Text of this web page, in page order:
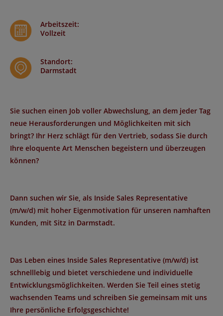
Arbeitszeit:
Vollzeit
Standort:
Darmstadt
Sie suchen einen Job voller Abwechslung, an dem jeder Tag
neue Herausforderungen und Möglichkeiten mit sich
bringt? Ihr Herz schlägt für den Vertrieb, sodass Sie durch
Ihre eloquente Art Menschen begeistern und überzeugen
können?
Dann suchen wir Sie, als Inside Sales Representative
(m/w/d) mit hoher Eigenmotivation für unseren namhaften
Kunden, mit Sitz in Darmstadt.
Das Leben eines Inside Sales Representative (m/w/d) ist
schnelllebig und bietet verschiedene und individuelle
Entwicklungsmöglichkeiten. Werden Sie Teil eines stetig
wachsenden Teams und schreiben Sie gemeinsam mit uns
Ihre persönliche Erfolgsgeschichte!